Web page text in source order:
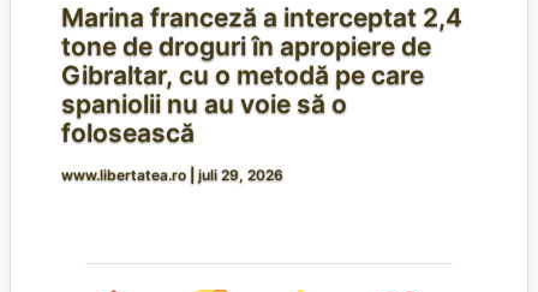
Marina franceză a interceptat 2,4
tone de droguri în apropiere de
Gibraltar, cu o metodă pe care
spaniolii nu au voie să o
folosească
www.libertatea.ro juli 29, 2026